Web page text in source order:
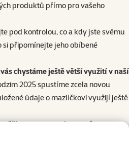
produktů přı́mo pro vašeho
pod kontrolou, co a kdy jste svému
připomínejte jeho obı́bené
chystáme ještě větší využitı́ v našı́
2025 spustı́me zcela novou
údaje o mazlı̍čkovi využijı́ ještě
se na to, jak si s vašimi
novou kapitolu plnou radosti a